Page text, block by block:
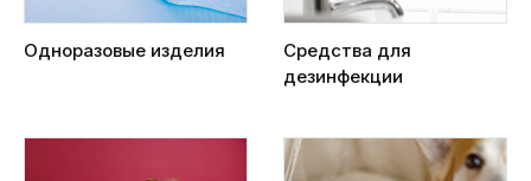
Одноразовые изделия
Средства для
дезинфекции